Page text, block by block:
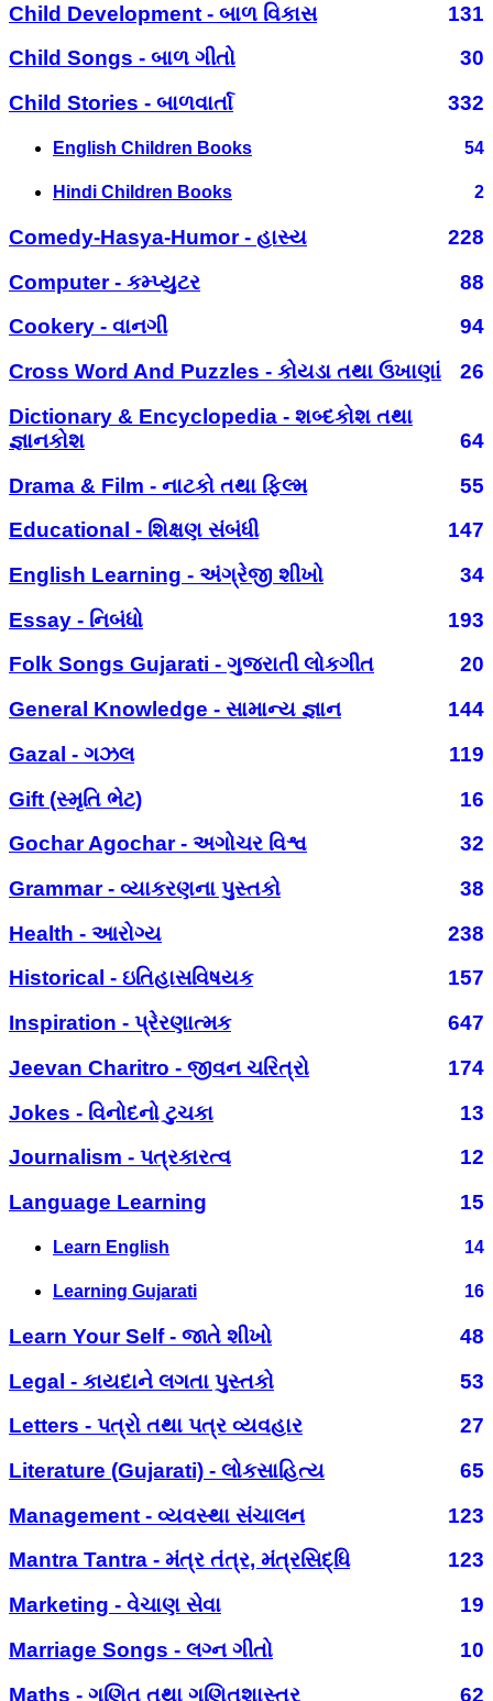
Child Development - બાળ વિકાસ
131
Child Songs - બાળ ગીતો
30
Child Stories - બાળવાર્તા
332
English Children Books 54
Hindi Children Books 2
Comedy-Hasya-Humor - હાસ્ય
228
Computer - કમ્પ્યુટર
88
Cookery - વાનગી
94
Cross Word And Puzzles - કોયડા તથા ઉખાણાં
26
Dictionary & Encyclopedia - શબ્દકોશ તથા
જ્ઞાનકોશ
64
Drama & Film - નાટકો તથા ફિલ્મ
55
Educational - શિક્ષણ સંબંધી
147
English Learning - અંગ્રેજી શીખો
34
Essay - નિબંધો
193
Folk Songs Gujarati - ગુજરાતી લોકગીત
20
General Knowledge - સામાન્ય જ્ઞાન
144
Gazal - ગઝલ
119
Gift (સ્મૃતિ ભેટ)
16
Gochar Agochar - અગોચર વિશ્વ
32
Grammar - વ્યાકરણના પુસ્તકો
38
Health - આરોગ્ય
238
Historical - ઇતિહાસવિષયક
157
Inspiration - પ્રેરણાત્મક
647
Jeevan Charitro - જીવન ચરિત્રો
174
Jokes - વિનોદનો ટુચકા
13
Journalism - પત્રકારત્વ
12
Language Learning
15
Learn English 14
Learning Gujarati 16
Learn Your Self - જાતે શીખો
48
Legal - કાયદાને લગતા પુસ્તકો
53
Letters - પત્રો તથા પત્ર વ્યવહાર
27
Literature (Gujarati) - લોકસાહિત્ય
65
Management - વ્યવસ્થા સંચાલન
123
Mantra Tantra - મંત્ર તંત્ર, મંત્રસિદ્ધિ
123
Marketing - વેચાણ સેવા
19
Marriage Songs - લગ્ન ગીતો
10
Maths - ગણિત તથા ગણિતશાસ્ત્ર
62